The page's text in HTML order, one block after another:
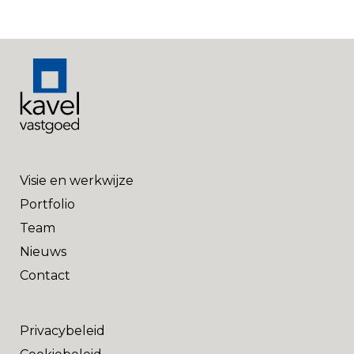
Visie en werkwijze
Portfolio
Team
Nieuws
Contact
Privacybeleid